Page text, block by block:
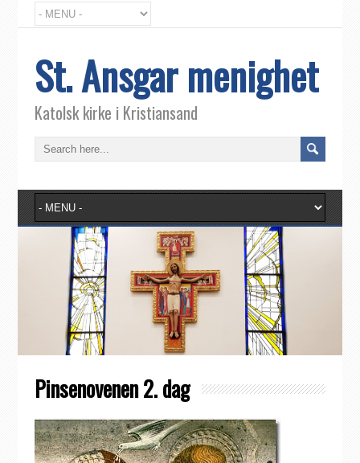
St. Ansgar menighet
Katolsk kirke i Kristiansand
Pinsenovenen 2. dag